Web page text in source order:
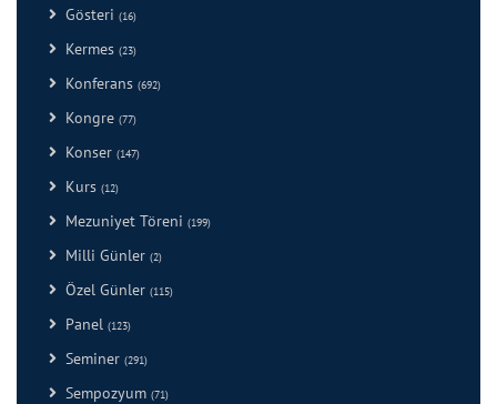
Gösteri (16)
Kermes (23)
Konferans (692)
Kongre (77)
Konser (147)
Kurs (12)
Mezuniyet Töreni (199)
Milli Günler (2)
Özel Günler (115)
Panel (123)
Seminer (291)
Sempozyum (71)